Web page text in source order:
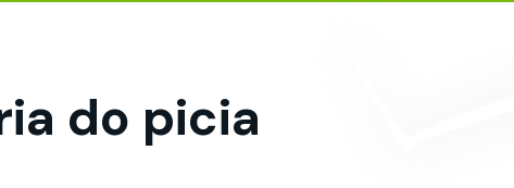
do picia